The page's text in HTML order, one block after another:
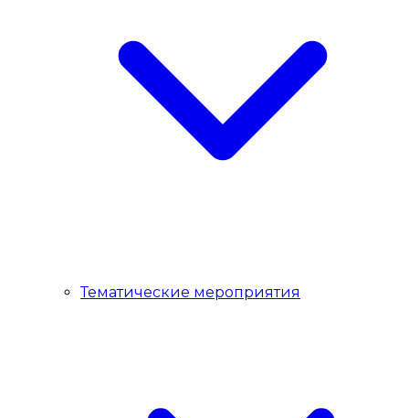
Тематические мероприятия